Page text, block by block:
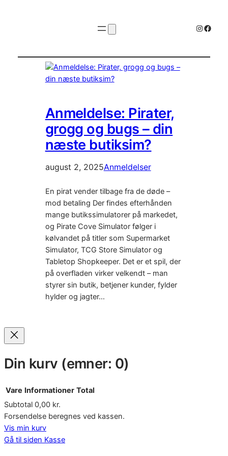
Anmeldelse: Pirater,
grogg og bugs – din
næste butiksim?
august 2, 2025Anmeldelser
En pirat vender tilbage fra de døde –
mod betaling Der findes efterhånden
mange butikssimulatorer på markedet,
og Pirate Cove Simulator følger i
kølvandet på titler som Supermarket
Simulator, TCG Store Simulator og
Tabletop Shopkeeper. Det er et spil, der
på overfladen virker velkendt – man
styrer sin butik, betjener kunder, fylder
hylder og jagter…
Din kurv (emner: 0)
Varer
i
indkøbskurv
Vare Informationer Total
Subtotal 0,00 kr.
Forsendelse beregnes ved kassen.
Vis min kurv
Gå til siden Kasse